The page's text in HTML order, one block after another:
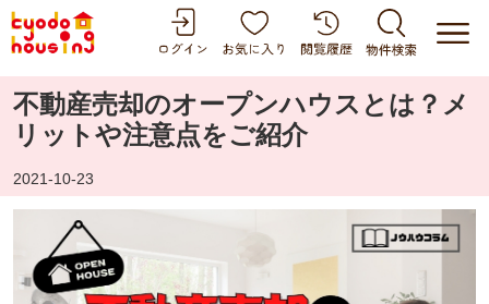
不動産売却のオープンハウスとは？メ
リットや注意点をご紹介
2021-10-23